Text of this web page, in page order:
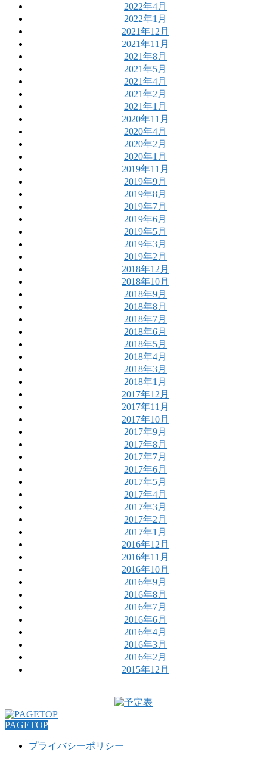
2022年4月
2022年1月
2021年12月
2021年11月
2021年8月
2021年5月
2021年4月
2021年2月
2021年1月
2020年11月
2020年4月
2020年2月
2020年1月
2019年11月
2019年9月
2019年8月
2019年7月
2019年6月
2019年5月
2019年3月
2019年2月
2018年12月
2018年10月
2018年9月
2018年8月
2018年7月
2018年6月
2018年5月
2018年4月
2018年3月
2018年1月
2017年12月
2017年11月
2017年10月
2017年9月
2017年8月
2017年7月
2017年6月
2017年5月
2017年4月
2017年3月
2017年2月
2017年1月
2016年12月
2016年11月
2016年10月
2016年9月
2016年8月
2016年7月
2016年6月
2016年4月
2016年3月
2016年2月
2015年12月
PAGETOP
プライバシーポリシー